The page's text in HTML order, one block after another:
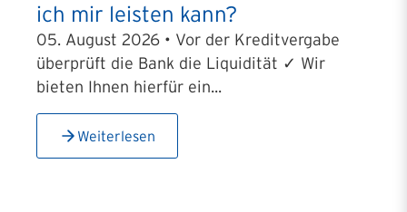
ich mir leisten kann?
05. August 2026 • Vor der Kreditvergabe
überprüft die Bank die Liquidität ✓ Wir
bieten Ihnen hierfür ein...
Weiterlesen